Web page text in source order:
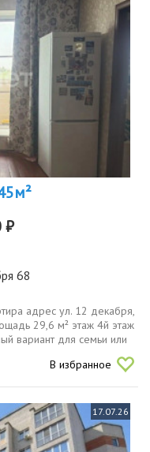
₽
68
адрес ул. 12 декабря,
29,6 м² этаж 4й этаж
вариант для семьи или
отопления и...
В избранное
17.07.26